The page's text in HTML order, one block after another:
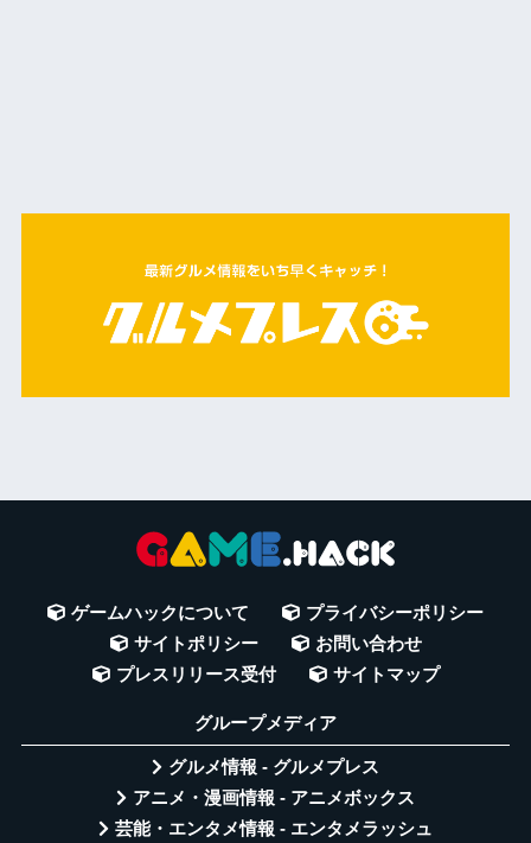
ゲームハックについて
プライバシーポリシー
サイトポリシー
お問い合わせ
プレスリリース受付
サイトマップ
グループメディア
グルメ情報 - グルメプレス
アニメ・漫画情報 - アニメボックス
芸能・エンタメ情報 - エンタメラッシュ